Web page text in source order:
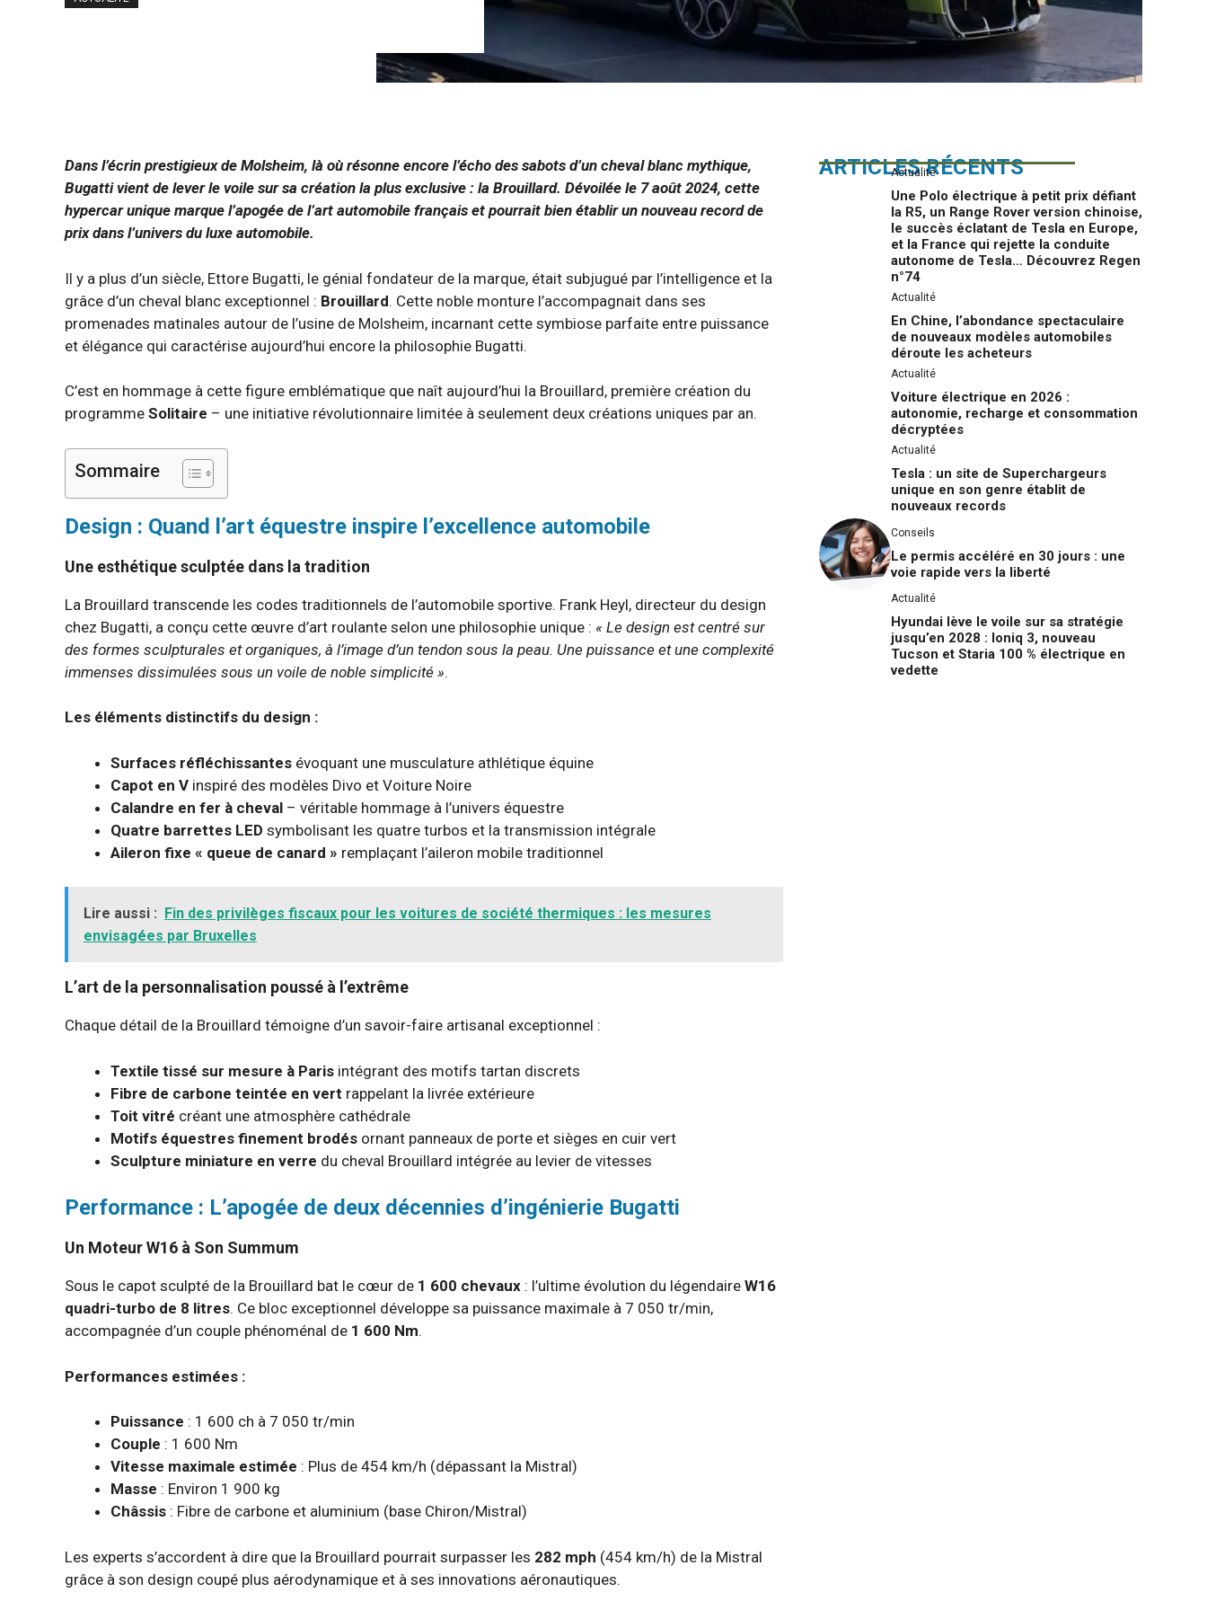
Dans l’écrin prestigieux de Molsheim, là où résonne encore l’écho des sabots d’un cheval blanc mythique,
Bugatti vient de lever le voile sur sa création la plus exclusive : la Brouillard. Dévoilée le 7 août 2024, cette
hypercar unique marque l’apogée de l’art automobile français et pourrait bien établir un nouveau record de
prix dans l’univers du luxe automobile.
Il y a plus d’un siècle, Ettore Bugatti, le génial fondateur de la marque, était subjugué par l’intelligence et la
grâce d’un cheval blanc exceptionnel : Brouillard. Cette noble monture l’accompagnait dans ses
promenades matinales autour de l’usine de Molsheim, incarnant cette symbiose parfaite entre puissance
et élégance qui caractérise aujourd’hui encore la philosophie Bugatti.
C’est en hommage à cette figure emblématique que naît aujourd’hui la Brouillard, première création du
programme Solitaire – une initiative révolutionnaire limitée à seulement deux créations uniques par an.
Sommaire
Design : Quand l’art équestre inspire l’excellence automobile
Une esthétique sculptée dans la tradition
La Brouillard transcende les codes traditionnels de l’automobile sportive. Frank Heyl, directeur du design
chez Bugatti, a conçu cette œuvre d’art roulante selon une philosophie unique : « Le design est centré sur
des formes sculpturales et organiques, à l’image d’un tendon sous la peau. Une puissance et une complexité
immenses dissimulées sous un voile de noble simplicité ».
Les éléments distinctifs du design :
Surfaces réfléchissantes évoquant une musculature athlétique équine
Capot en V inspiré des modèles Divo et Voiture Noire
Calandre en fer à cheval – véritable hommage à l’univers équestre
Quatre barrettes LED symbolisant les quatre turbos et la transmission intégrale
Aileron fixe « queue de canard » remplaçant l’aileron mobile traditionnel
Lire aussi : Fin des privilèges fiscaux pour les voitures de société thermiques : les mesures
envisagées par Bruxelles
L’art de la personnalisation poussé à l’extrême
Chaque détail de la Brouillard témoigne d’un savoir-faire artisanal exceptionnel :
Textile tissé sur mesure à Paris intégrant des motifs tartan discrets
Fibre de carbone teintée en vert rappelant la livrée extérieure
Toit vitré créant une atmosphère cathédrale
Motifs équestres finement brodés ornant panneaux de porte et sièges en cuir vert
Sculpture miniature en verre du cheval Brouillard intégrée au levier de vitesses
Performance : L’apogée de deux décennies d’ingénierie Bugatti
Un Moteur W16 à Son Summum
Sous le capot sculpté de la Brouillard bat le cœur de 1 600 chevaux : l’ultime évolution du légendaire W16
quadri-turbo de 8 litres. Ce bloc exceptionnel développe sa puissance maximale à 7 050 tr/min,
accompagnée d’un couple phénoménal de 1 600 Nm.
Performances estimées :
Puissance : 1 600 ch à 7 050 tr/min
Couple : 1 600 Nm
Vitesse maximale estimée : Plus de 454 km/h (dépassant la Mistral)
Masse : Environ 1 900 kg
Châssis : Fibre de carbone et aluminium (base Chiron/Mistral)
Les experts s’accordent à dire que la Brouillard pourrait surpasser les 282 mph (454 km/h) de la Mistral
grâce à son design coupé plus aérodynamique et à ses innovations aéronautiques.
ARTICLES RÉCENTS
Actualité
Une Polo électrique à petit prix défiant
la R5, un Range Rover version chinoise,
le succès éclatant de Tesla en Europe,
et la France qui rejette la conduite
autonome de Tesla… Découvrez Regen
n°74
Actualité
En Chine, l’abondance spectaculaire
de nouveaux modèles automobiles
déroute les acheteurs
Actualité
Voiture électrique en 2026 :
autonomie, recharge et consommation
décryptées
Actualité
Tesla : un site de Superchargeurs
unique en son genre établit de
nouveaux records
Conseils
Le permis accéléré en 30 jours : une
voie rapide vers la liberté
Actualité
Hyundai lève le voile sur sa stratégie
jusqu’en 2028 : Ioniq 3, nouveau
Tucson et Staria 100 % électrique en
vedette